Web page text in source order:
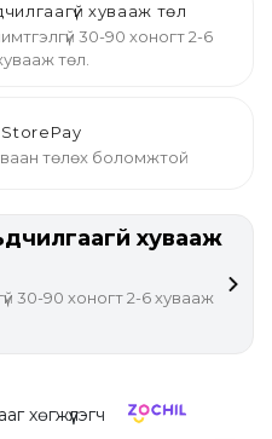
хувааж төл
30-90 хоногт 2-6
төл.
StorePay
төлөх боломжтой
хувааж
30-90 хоногт 2-6 хувааж
хөгжүүлэгч